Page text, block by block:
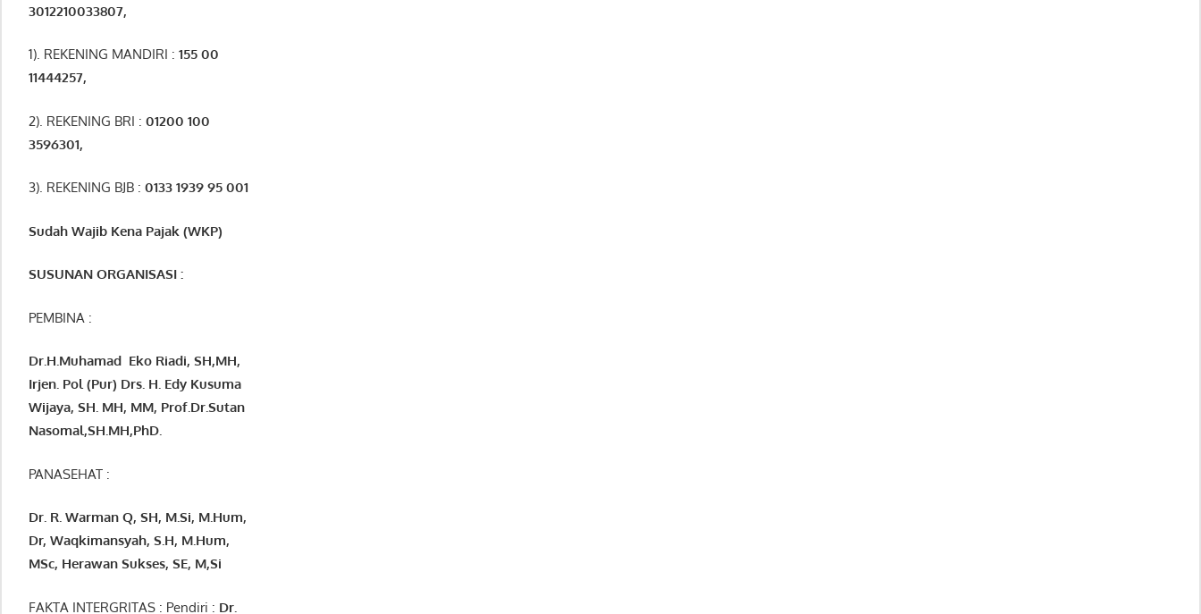
3012210033807,
1). REKENING MANDIRI : 155 00
11444257,
2). REKENING BRI : 01200 100
3596301,
3). REKENING BJB : 0133 1939 95 001
Sudah Wajib Kena Pajak (WKP)
SUSUNAN ORGANISASI :
PEMBINA :
Dr.H.Muhamad Eko Riadi, SH,MH,
Irjen. Pol (Pur) Drs. H. Edy Kusuma
Wijaya, SH. MH, MM, Prof.Dr.Sutan
Nasomal,SH.MH,PhD.
PANASEHAT :
Dr. R. Warman Q, SH, M.Si, M.Hum,
Dr, Waqkimansyah, S.H, M.Hum,
MSc, Herawan Sukses, SE, M,Si
FAKTA INTERGRITAS : Pendiri : Dr.